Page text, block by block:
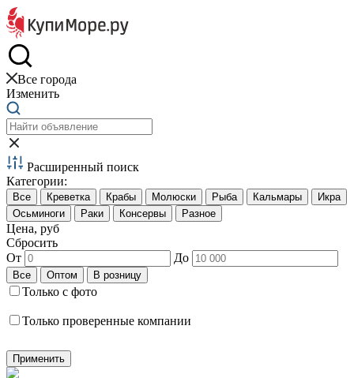
Все города
Изменить
Расширенный поиск
Категории:
Цена, руб
Сбросить
От
До
Только с фото
Только проверенные компании